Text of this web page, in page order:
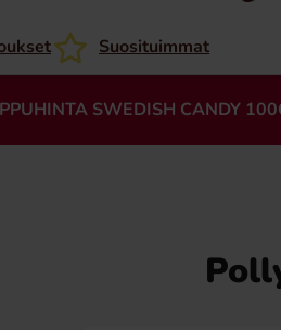
Suosituimmat
SWEDISH CANDY